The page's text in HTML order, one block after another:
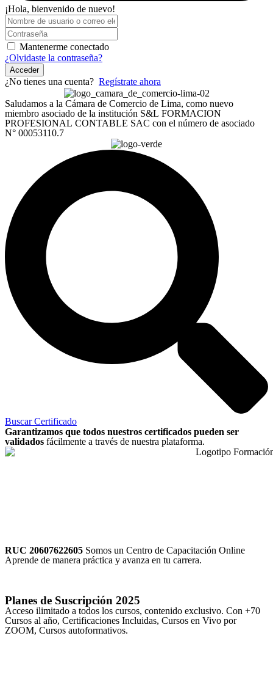
¡Hola, bienvenido de nuevo!
Mantenerme conectado
¿Olvidaste la contraseña?
Acceder
¿No tienes una cuenta? Regístrate ahora
Saludamos a la Cámara de Comercio de Lima, como nuevo
miembro asociado de la institución S&L FORMACION
PROFESIONAL CONTABLE SAC con el número de asociado
N° 00053110.7
Buscar Certificado
Garantizamos que todos nuestros certificados pueden ser
validados fácilmente a través de nuestra plataforma.
RUC 20607622605 Somos un Centro de Capacitación Online
Aprende de manera práctica y avanza en tu carrera.
Planes de Suscripción 2025
Acceso ilimitado a todos los cursos, contenido exclusivo. Con +70
Cursos al año, Certificaciones Incluidas, Cursos en Vivo por
ZOOM, Cursos autoformativos.